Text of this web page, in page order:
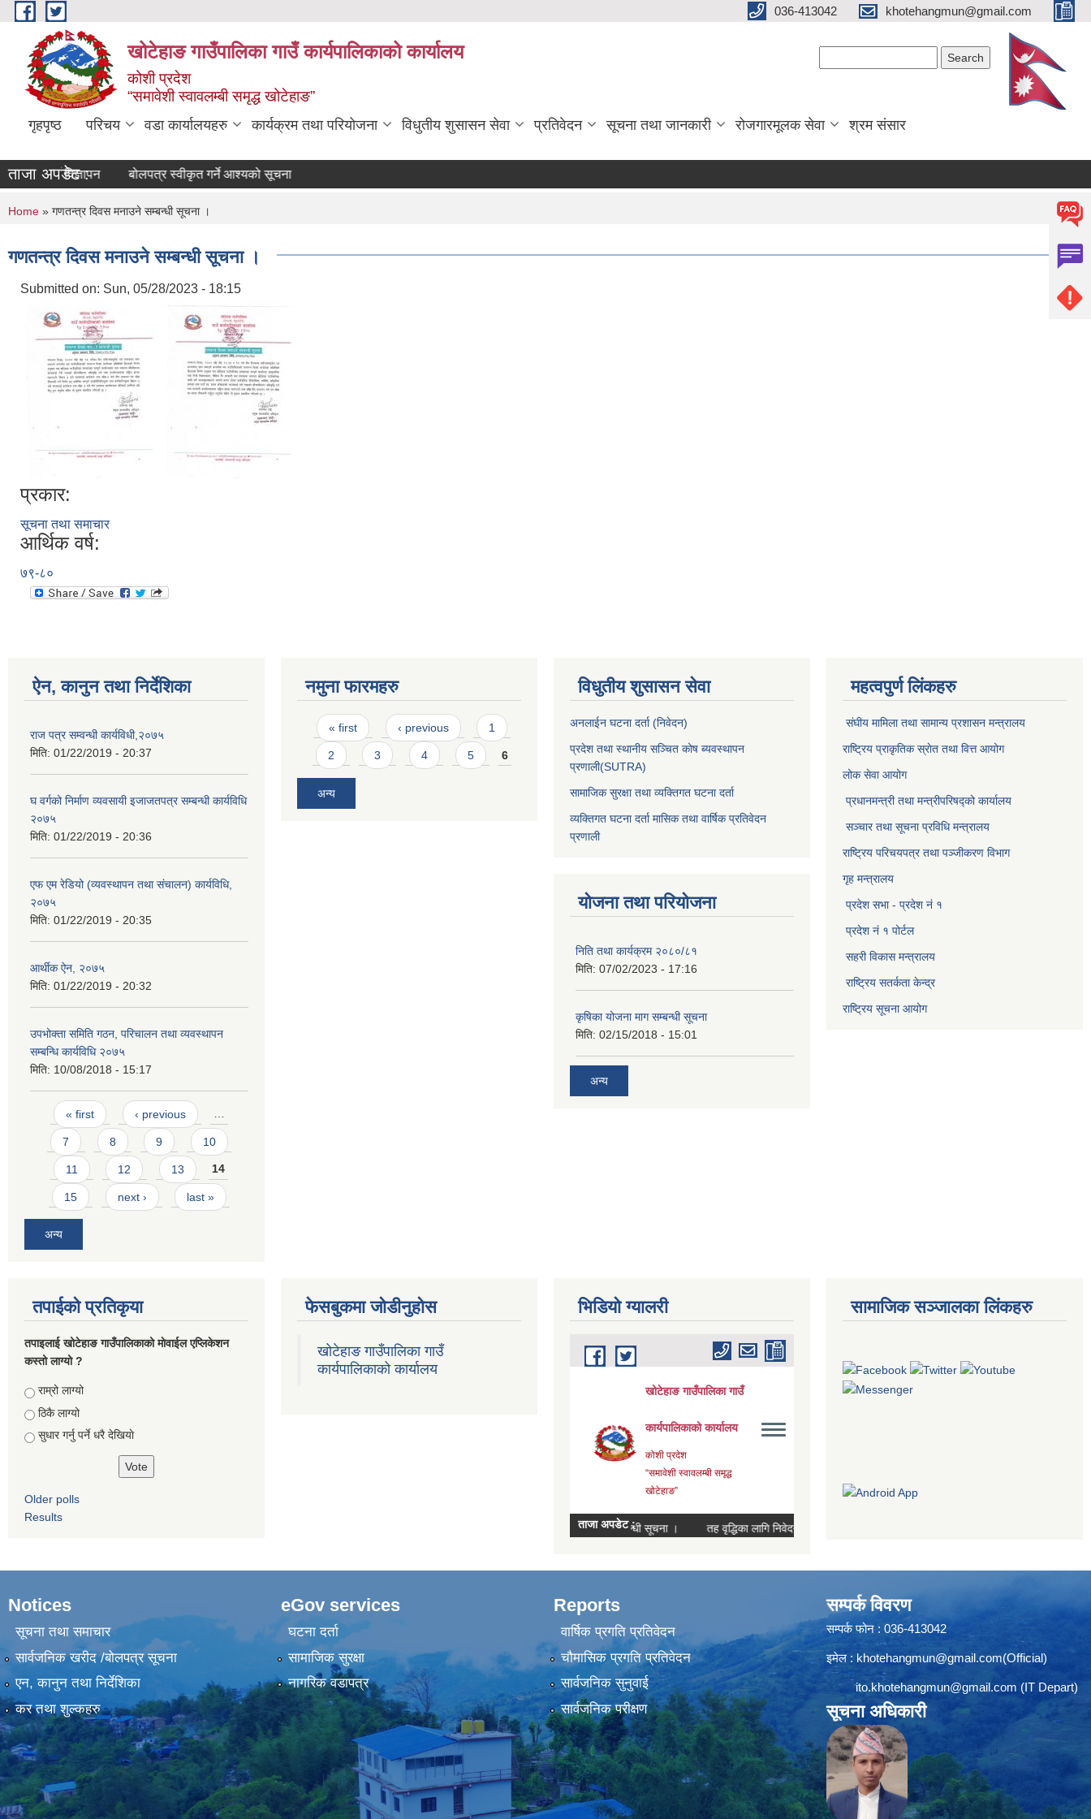
Skip to main content 036-413042 khotehangmun@gmail.com
खोटेहाङ गाउँपालिका गाउँ कार्यपालिकाको कार्यालय
कोशी प्रदेश
“समावेशी स्वावलम्बी समृद्ध खोटेहाङ”
गृहपृष्ठ परिचय वडा कार्यालयहरु कार्यक्रम तथा परियोजना विधुतीय शुसासन सेवा प्रतिवेदन सूचना तथा जानकारी रोजगारमूलक सेवा श्रम संसार
ताजा अपडेट :
विज्ञापन बोलपत्र स्वीकृत गर्ने आश्यको सूचना
You are here
Home » गणतन्त्र दिवस मनाउने सम्बन्धी सूचना ।
गणतन्त्र दिवस मनाउने सम्बन्धी सूचना ।
Submitted on: Sun, 05/28/2023 - 18:15
प्रकार:
सूचना तथा समाचार
आर्थिक वर्ष:
७९-८०
ऐन, कानुन तथा निर्देशिका
राज पत्र सम्वन्धी कार्यविधी,२०७५
मिति: 01/22/2019 - 20:37
घ वर्गको निर्माण व्यवसायी इजाजतपत्र सम्बन्धी कार्यविधि
२०७५
मिति: 01/22/2019 - 20:36
एफ एम रेडियो (व्यवस्थापन तथा संचालन) कार्यविधि,
२०७५
मिति: 01/22/2019 - 20:35
आर्थीक ऐन, २०७५
मिति: 01/22/2019 - 20:32
उपभोक्ता समिति गठन, परिचालन तथा व्यवस्थापन
सम्बन्धि कार्यविधि २०७५
मिति: 10/08/2018 - 15:17
Pages
« first ‹ previous …
7 8 9 10
11 12 13 14
15 next › last »
अन्य
नमुना फारमहरु
Pages
« first ‹ previous 1
2 3 4 5 6
अन्य
विधुतीय शुसासन सेवा
अनलाईन घटना दर्ता (निवेदन)
प्रदेश तथा स्थानीय सञ्चित कोष ब्यवस्थापन
प्रणाली(SUTRA)
सामाजिक सुरक्षा तथा व्यक्तिगत घटना दर्ता
व्यक्तिगत घटना दर्ता मासिक तथा वार्षिक प्रतिवेदन
प्रणाली
योजना तथा परियोजना
निति तथा कार्यक्रम २०८०/८१
मिति: 07/02/2023 - 17:16
कृषिका योजना माग सम्बन्धी सूचना
मिति: 02/15/2018 - 15:01
अन्य
महत्वपुर्ण लिंकहरु
संघीय मामिला तथा सामान्य प्रशासन मन्त्रालय
राष्ट्रिय प्राकृतिक स्राेत तथा वित्त आयोग
लोक सेवा आयोग
प्रधानमन्त्री तथा मन्त्रीपरिषद्को कार्यालय
सञ्‍चार तथा सूचना प्रविधि मन्त्रालय
राष्ट्रिय परिचयपत्र तथा पञ्जीकरण विभाग​
गृह मन्त्रालय
प्रदेश सभा - प्रदेश नं १
प्रदेश नं १ पोर्टल
सहरी विकास मन्त्रालय
राष्ट्रिय सतर्कता केन्द्र
राष्ट्रिय सूचना आयोग
तपाईको प्रतिकृया
तपाइलाई खोटेहाङ गाउँपालिकाको माेवाईल एप्लिकेशन
कस्तो लाग्यो ?
Choices
राम्रो लाग्यो
ठिकै लाग्यो
सुधार गर्नु पर्ने धरै देखियाे
Older polls
Results
फेसबुकमा जोडीनुहोस
खोटेहाङ गाउँपालिका गाउँ
कार्यपालिकाको कार्यालय
भिडियाे ग्यालरी सामाजिक सञ्जालका लिंकहरु
Notices
सूचना तथा समाचार
सार्वजनिक खरीद /बोलपत्र सूचना
एन, कानुन तथा निर्देशिका
कर तथा शुल्कहरु
eGov services
घटना दर्ता
सामाजिक सुरक्षा
नागरिक वडापत्र
Reports
वार्षिक प्रगति प्रतिवेदन
चौमासिक प्रगति प्रतिवेदन
सार्वजनिक सुनुवाई
सार्वजनिक परीक्षण
सम्पर्क विवरण
सम्पर्क फोन : 036-413042
इमेल : khotehangmun@gmail.com(Official)
ito.khotehangmun@gmail.com (IT Depart)
सूचना अधिकारी